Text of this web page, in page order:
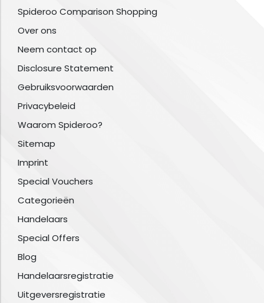
Spideroo Comparison Shopping
Over ons
Neem contact op
Disclosure Statement
Gebruiksvoorwaarden
Privacybeleid
Waarom Spideroo?
Sitemap
Imprint
Special Vouchers
Categorieën
Handelaars
Special Offers
Blog
Handelaarsregistratie
Uitgeversregistratie